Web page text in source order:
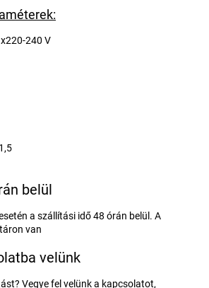
240 V
belül
a szállítási idő 48 órán belül. A
van
velünk
Vegye fel velünk a kapcsolatot,